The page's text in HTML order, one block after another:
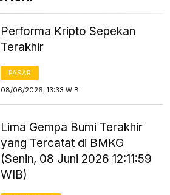
Performa Kripto Sepekan
Terakhir
PASAR
08/06/2026, 13:33 WIB
Lima Gempa Bumi Terakhir
yang Tercatat di BMKG
(Senin, 08 Juni 2026 12:11:59
WIB)